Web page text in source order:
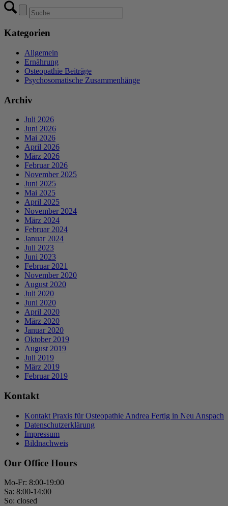
Kategorien
Allgemein
Ernährung
Osteopathie Beiträge
Psychosomatische Zusammenhänge
Archiv
Juli 2026
Juni 2026
Mai 2026
April 2026
März 2026
Februar 2026
November 2025
Juni 2025
Mai 2025
April 2025
November 2024
März 2024
Februar 2024
Januar 2024
Juli 2023
Juni 2023
Februar 2021
November 2020
August 2020
Juli 2020
Juni 2020
April 2020
März 2020
Januar 2020
Oktober 2019
August 2019
Juli 2019
März 2019
Februar 2019
Kontakt
Kontakt Praxis für Osteopathie Andrea Fertig in Neu Anspach
Datenschutzerklärung
Impressum
Bildnachweis
Our Office Hours
Mo-Fr: 8:00-19:00
Sa: 8:00-14:00
So: closed